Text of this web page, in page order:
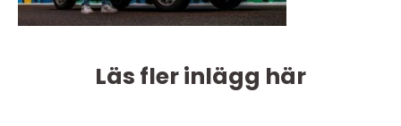
Läs fler inlägg här